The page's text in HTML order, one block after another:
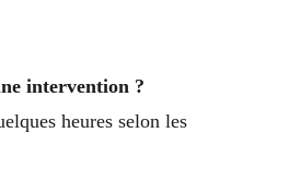
intervention ?
heures selon les